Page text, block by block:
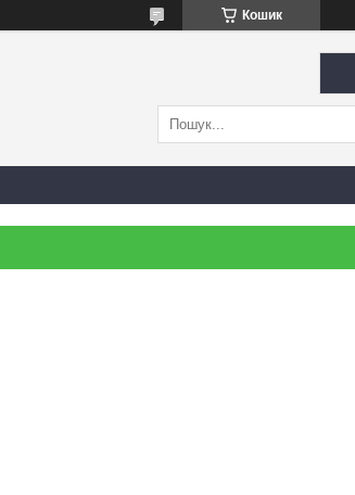
Кошик